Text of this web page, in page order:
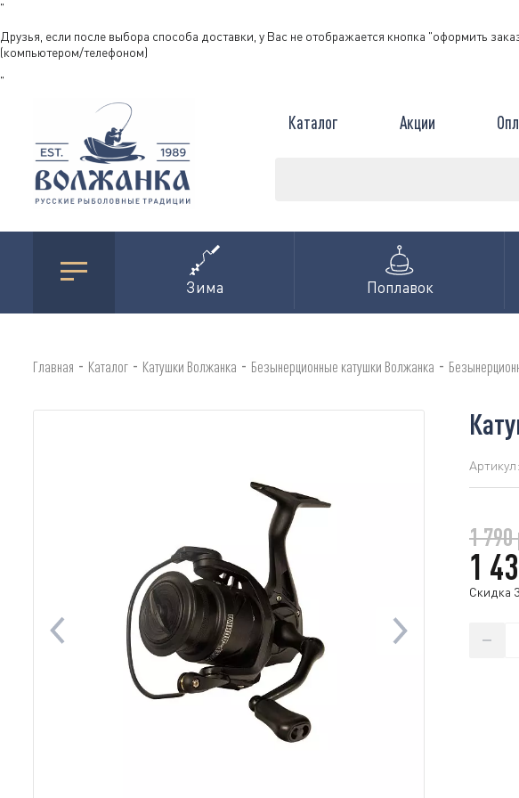
"
Друзья, если после выбора способа доставки, у Вас не отображается кнопка "оформить
(компьютером/телефоном)
"
Каталог Акции
Зима Поплавок
Главная - Каталог - Катушки Волжанка - Безынерционные катушки Волжанка -
Артикул:
1 790
1
Скидка